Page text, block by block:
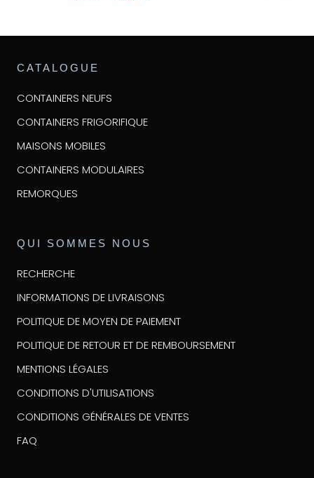
CATALOGUE
CONTAINERS NEUFS
CONTAINERS FRIGORIFIQUE
MAISONS MOBILES
CONTAINERS MODULAIRES
REMORQUES
QUI SOMMES NOUS
RECHERCHE
INFORMATIONS DE LIVRAISONS
POLITIQUE DE MOYEN DE PAIEMENT
POLITIQUE DE RETOUR ET DE REMBOURSEMENT
MENTIONS LÉGALES
CONDITIONS D'UTILISATIONS
CONDITIONS GÉNÉRALES DE VENTES
FAQ